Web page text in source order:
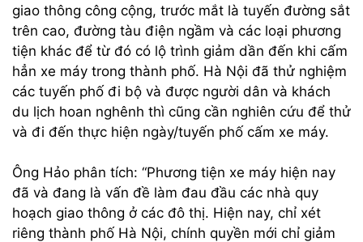
giao thông công cộng, trước mắt là tuyến đường sắt
trên cao, đường tàu điện ngầm và các loại phương
tiện khác để từ đó có lộ trình giảm dần đến khi cấm
hẳn xe máy trong thành phố. Hà Nội đã thử nghiệm
các tuyến phố đi bộ và được người dân và khách
du lịch hoan nghênh thì cũng cần nghiên cứu để thử
và đi đến thực hiện ngày/tuyến phố cấm xe máy.
Ông Hảo phân tích: “Phương tiện xe máy hiện nay
đã và đang là vấn đề làm đau đầu các nhà quy
hoạch giao thông ở các đô thị. Hiện nay, chỉ xét
riêng thành phố Hà Nội, chính quyền mới chỉ giảm